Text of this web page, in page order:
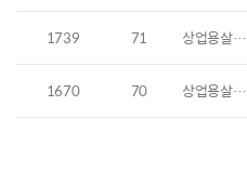
1739 71 상업용살균기
1670 70 상업용살균기